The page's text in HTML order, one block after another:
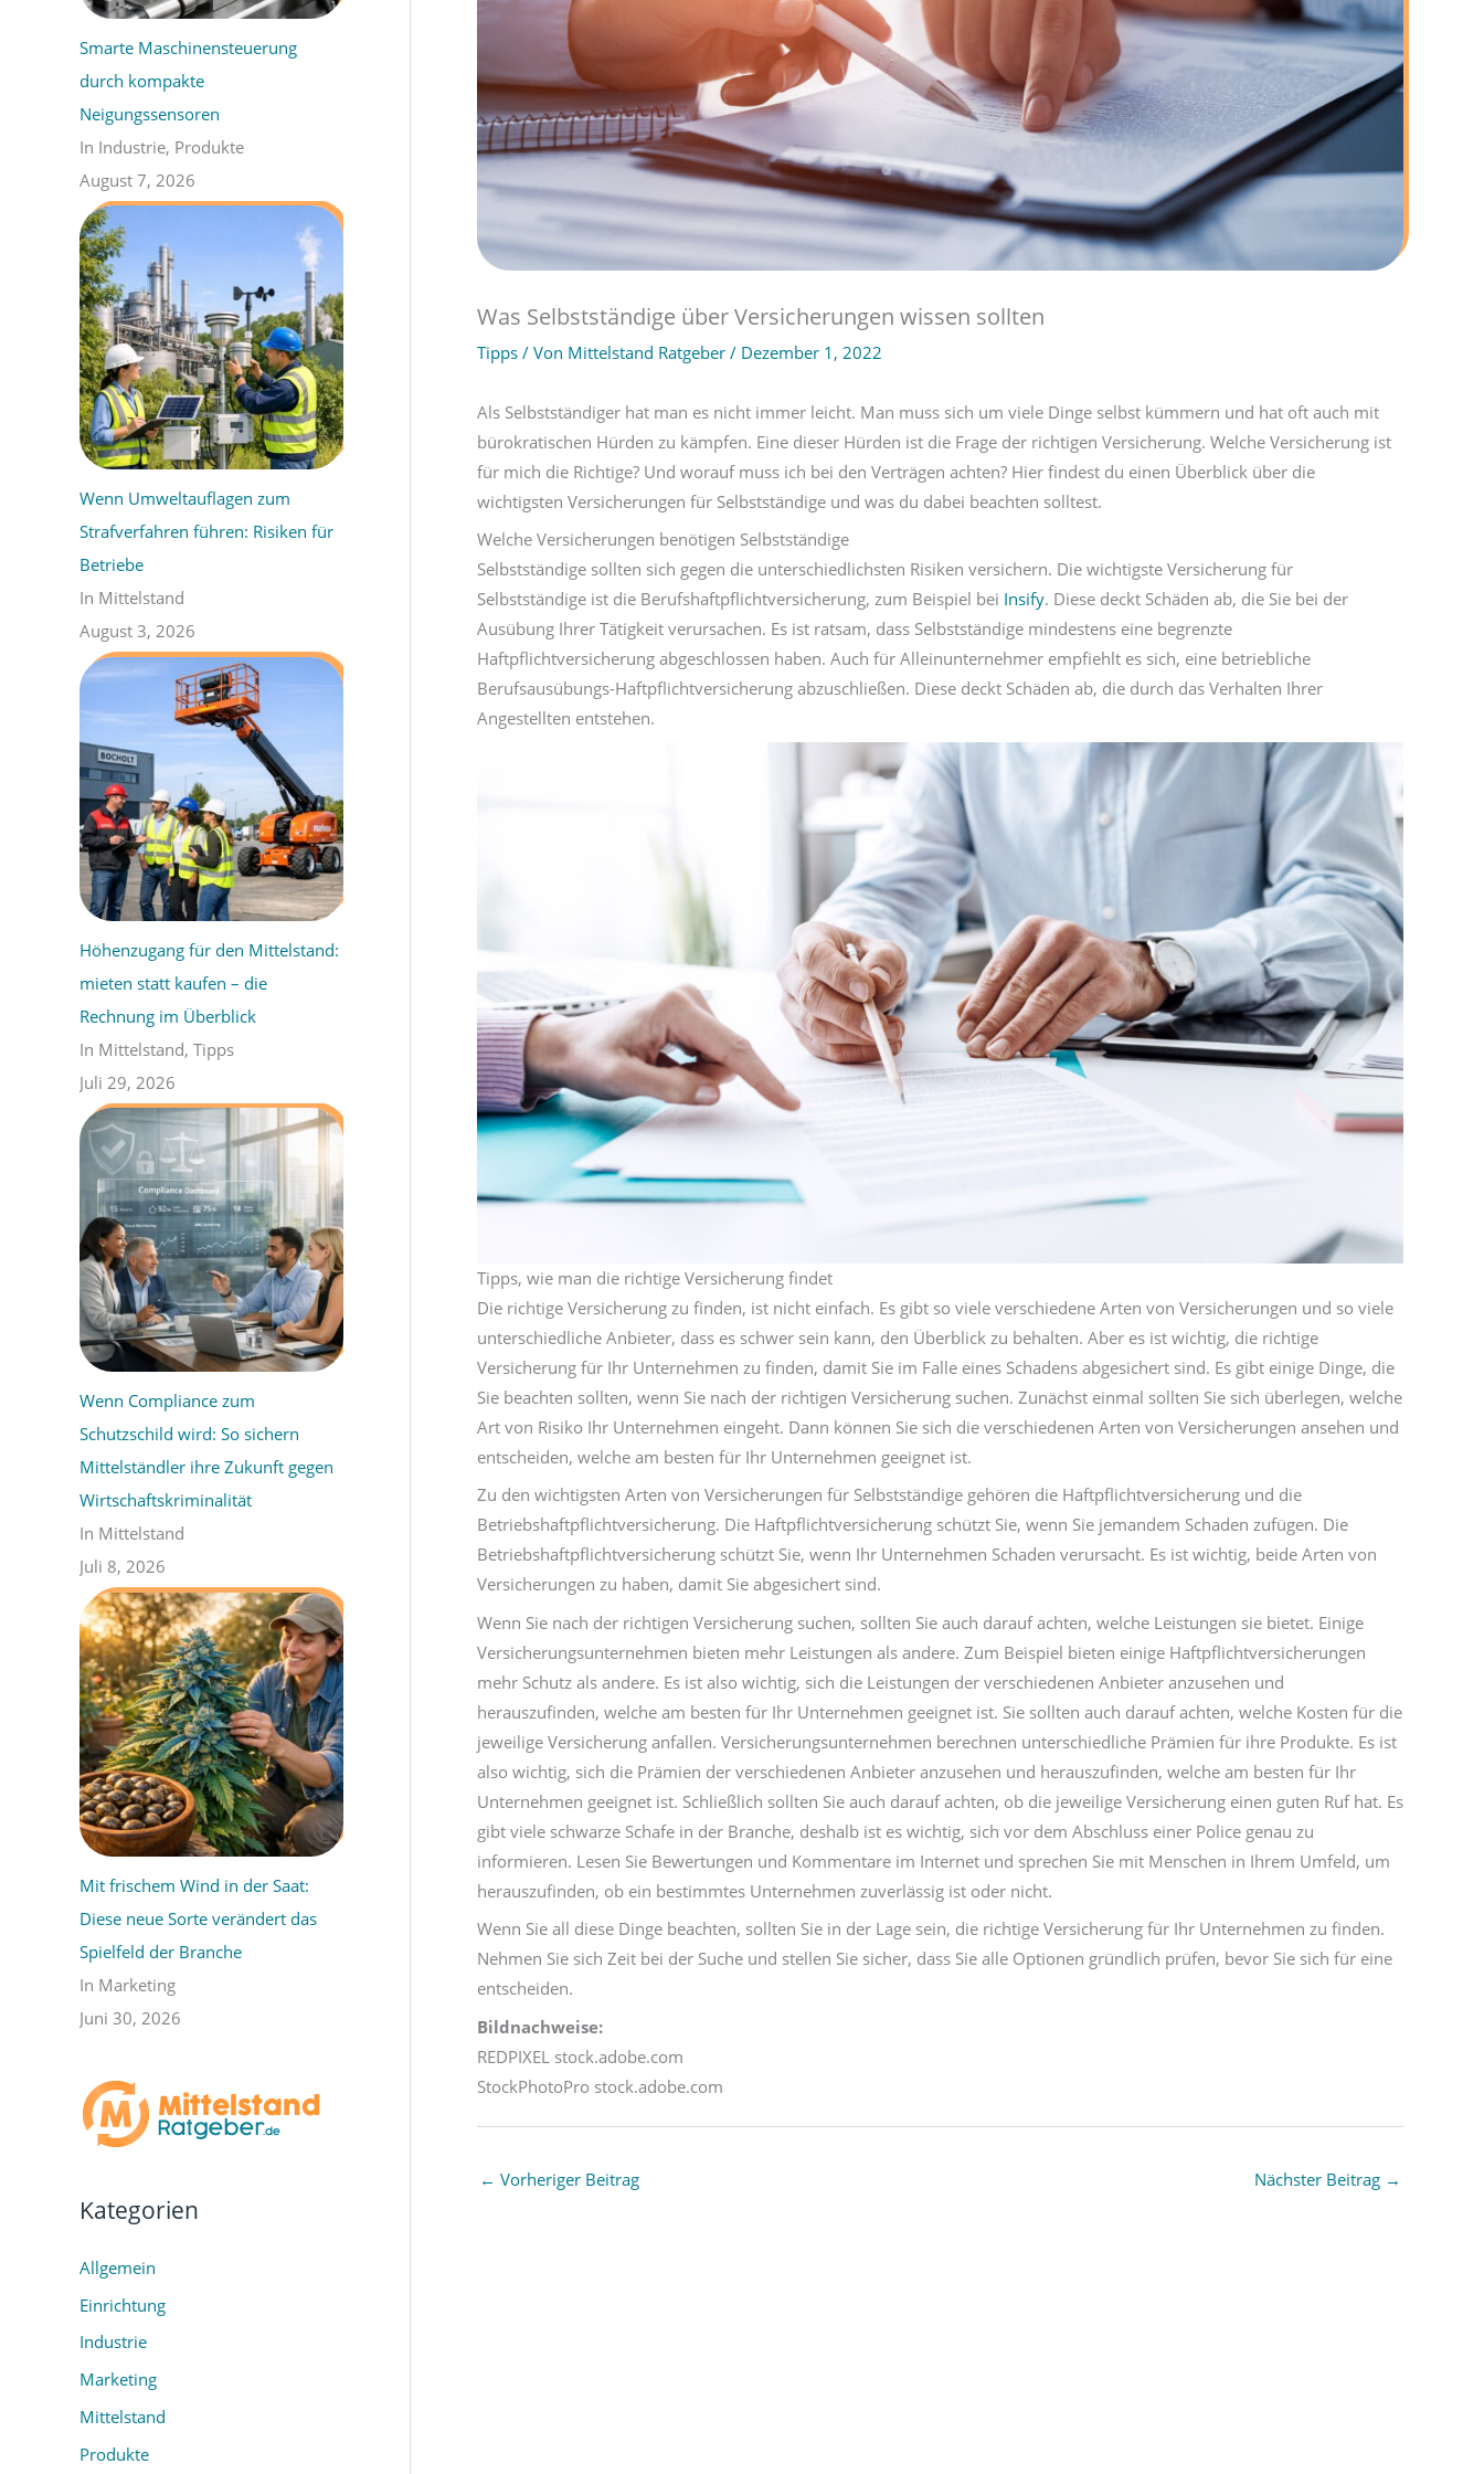
Smarte Maschinensteuerung
durch kompakte
Neigungssensoren
In Industrie, Produkte
August 7, 2026
Wenn Umweltauflagen zum
Strafverfahren führen: Risiken für
Betriebe
In Mittelstand
August 3, 2026
Höhenzugang für den Mittelstand:
mieten statt kaufen – die
Rechnung im Überblick
In Mittelstand, Tipps
Juli 29, 2026
Wenn Compliance zum
Schutzschild wird: So sichern
Mittelständler ihre Zukunft gegen
Wirtschaftskriminalität
In Mittelstand
Juli 8, 2026
Mit frischem Wind in der Saat:
Diese neue Sorte verändert das
Spielfeld der Branche
In Marketing
Juni 30, 2026
Kategorien
Allgemein
Einrichtung
Industrie
Marketing
Mittelstand
Produkte
Was Selbstständige über Versicherungen wissen sollten
Tipps / Von Mittelstand Ratgeber / Dezember 1, 2022
Als Selbstständiger hat man es nicht immer leicht. Man muss sich um viele Dinge selbst kümmern und hat oft auch mit
bürokratischen Hürden zu kämpfen. Eine dieser Hürden ist die Frage der richtigen Versicherung. Welche Versicherung ist
für mich die Richtige? Und worauf muss ich bei den Verträgen achten? Hier findest du einen Überblick über die
wichtigsten Versicherungen für Selbstständige und was du dabei beachten solltest.
Welche Versicherungen benötigen Selbstständige
Selbstständige sollten sich gegen die unterschiedlichsten Risiken versichern. Die wichtigste Versicherung für
Selbstständige ist die Berufshaftpflichtversicherung, zum Beispiel bei Insify. Diese deckt Schäden ab, die Sie bei der
Ausübung Ihrer Tätigkeit verursachen. Es ist ratsam, dass Selbstständige mindestens eine begrenzte
Haftpflichtversicherung abgeschlossen haben. Auch für Alleinunternehmer empfiehlt es sich, eine betriebliche
Berufsausübungs-Haftpflichtversicherung abzuschließen. Diese deckt Schäden ab, die durch das Verhalten Ihrer
Angestellten entstehen.
Tipps, wie man die richtige Versicherung findet
Die richtige Versicherung zu finden, ist nicht einfach. Es gibt so viele verschiedene Arten von Versicherungen und so viele
unterschiedliche Anbieter, dass es schwer sein kann, den Überblick zu behalten. Aber es ist wichtig, die richtige
Versicherung für Ihr Unternehmen zu finden, damit Sie im Falle eines Schadens abgesichert sind. Es gibt einige Dinge, die
Sie beachten sollten, wenn Sie nach der richtigen Versicherung suchen. Zunächst einmal sollten Sie sich überlegen, welche
Art von Risiko Ihr Unternehmen eingeht. Dann können Sie sich die verschiedenen Arten von Versicherungen ansehen und
entscheiden, welche am besten für Ihr Unternehmen geeignet ist.
Zu den wichtigsten Arten von Versicherungen für Selbstständige gehören die Haftpflichtversicherung und die
Betriebshaftpflichtversicherung. Die Haftpflichtversicherung schützt Sie, wenn Sie jemandem Schaden zufügen. Die
Betriebshaftpflichtversicherung schützt Sie, wenn Ihr Unternehmen Schaden verursacht. Es ist wichtig, beide Arten von
Versicherungen zu haben, damit Sie abgesichert sind.
Wenn Sie nach der richtigen Versicherung suchen, sollten Sie auch darauf achten, welche Leistungen sie bietet. Einige
Versicherungsunternehmen bieten mehr Leistungen als andere. Zum Beispiel bieten einige Haftpflichtversicherungen
mehr Schutz als andere. Es ist also wichtig, sich die Leistungen der verschiedenen Anbieter anzusehen und
herauszufinden, welche am besten für Ihr Unternehmen geeignet ist. Sie sollten auch darauf achten, welche Kosten für die
jeweilige Versicherung anfallen. Versicherungsunternehmen berechnen unterschiedliche Prämien für ihre Produkte. Es ist
also wichtig, sich die Prämien der verschiedenen Anbieter anzusehen und herauszufinden, welche am besten für Ihr
Unternehmen geeignet ist. Schließlich sollten Sie auch darauf achten, ob die jeweilige Versicherung einen guten Ruf hat. Es
gibt viele schwarze Schafe in der Branche, deshalb ist es wichtig, sich vor dem Abschluss einer Police genau zu
informieren. Lesen Sie Bewertungen und Kommentare im Internet und sprechen Sie mit Menschen in Ihrem Umfeld, um
herauszufinden, ob ein bestimmtes Unternehmen zuverlässig ist oder nicht.
Wenn Sie all diese Dinge beachten, sollten Sie in der Lage sein, die richtige Versicherung für Ihr Unternehmen zu finden.
Nehmen Sie sich Zeit bei der Suche und stellen Sie sicher, dass Sie alle Optionen gründlich prüfen, bevor Sie sich für eine
entscheiden.
Bildnachweise:
REDPIXEL stock.adobe.com
StockPhotoPro stock.adobe.com
← Vorheriger Beitrag Nächster Beitrag →